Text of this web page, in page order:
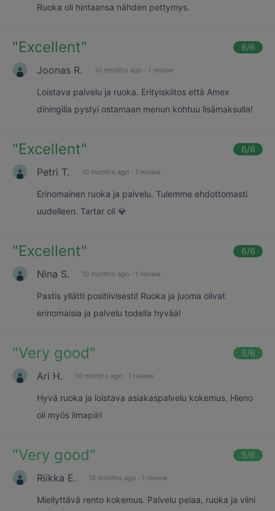
Ruoka oli hintaansa nähden pettymys.
"Excellent" 6/6
Joonas R. 10 months ago · 1 review
Loistava palvelu ja ruoka. Erityiskiitos että Amex
diningilla pystyi ostamaan menun kohtuu lisämaksulla!
"Excellent" 6/6
Petri T. 10 months ago · 1 review
Erinomainen ruoka ja palvelu. Tulemme ehdottomasti
uudelleen. Tartar oli 💎
"Excellent" 6/6
Nina S. 10 months ago · 1 review
Pastis yllätti positiivisesti! Ruoka ja juoma olivat
erinomaisia ja palvelu todella hyvää!
"Very good" 5/6
Ari H. 10 months ago · 1 review
Hyvä ruoka ja loistava asiakaspalvelu kokemus. Hieno
oli myös ilmapiiri
"Very good" 5/6
Riikka E. 10 months ago · 1 review
Miellyttävä rento kokemus. Palvelu pelaa, ruoka ja viini